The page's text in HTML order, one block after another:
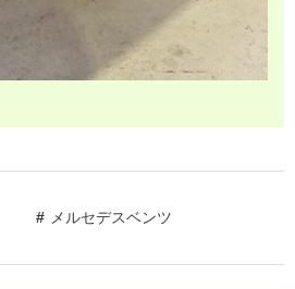
メルセデスベンツ